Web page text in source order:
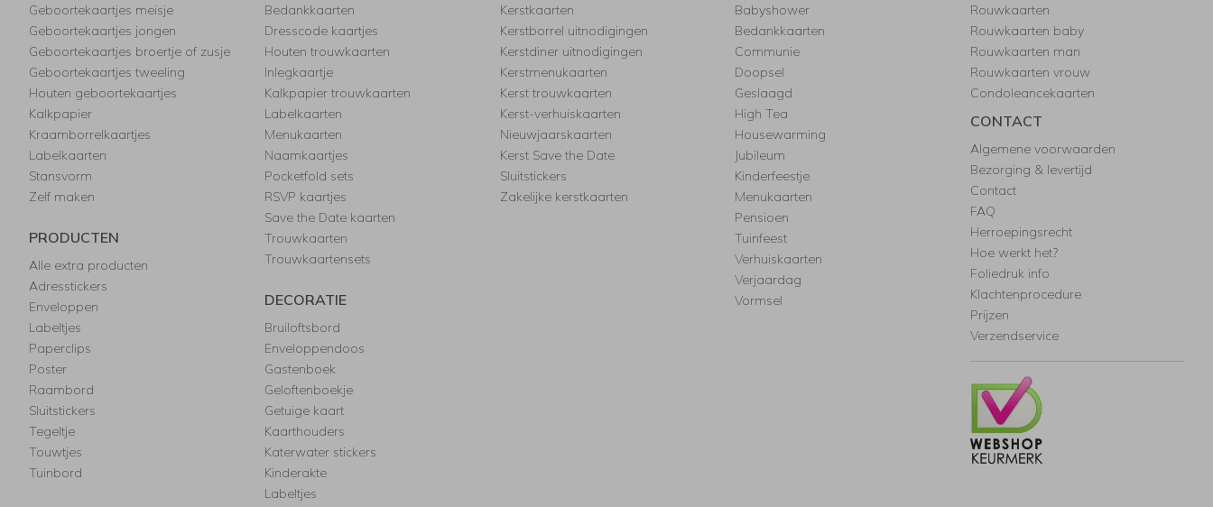
Geboortekaartjes meisje
Geboortekaartjes jongen
Geboortekaartjes broertje of zusje
Geboortekaartjes tweeling
Houten geboortekaartjes
Kalkpapier
Kraamborrelkaartjes
Labelkaarten
Stansvorm
Zelf maken
PRODUCTEN
Alle extra producten
Adresstickers
Enveloppen
Labeltjes
Paperclips
Poster
Raambord
Sluitstickers
Tegeltje
Touwtjes
Tuinbord
Bedankkaarten
Dresscode kaartjes
Houten trouwkaarten
Inlegkaartje
Kalkpapier trouwkaarten
Labelkaarten
Menukaarten
Naamkaartjes
Pocketfold sets
RSVP kaartjes
Save the Date kaarten
Trouwkaarten
Trouwkaartensets
DECORATIE
Bruiloftsbord
Enveloppendoos
Gastenboek
Geloftenboekje
Getuige kaart
Kaarthouders
Katerwater stickers
Kinderakte
Labeltjes
Kerstkaarten
Kerstborrel uitnodigingen
Kerstdiner uitnodigingen
Kerstmenukaarten
Kerst trouwkaarten
Kerst-verhuiskaarten
Nieuwjaarskaarten
Kerst Save the Date
Sluitstickers
Zakelijke kerstkaarten
Babyshower
Bedankkaarten
Communie
Doopsel
Geslaagd
High Tea
Housewarming
Jubileum
Kinderfeestje
Menukaarten
Pensioen
Tuinfeest
Verhuiskaarten
Verjaardag
Vormsel
Rouwkaarten
Rouwkaarten baby
Rouwkaarten man
Rouwkaarten vrouw
Condoleancekaarten
CONTACT
Algemene voorwaarden
Bezorging & levertijd
Contact
FAQ
Herroepingsrecht
Hoe werkt het?
Foliedruk info
Klachtenprocedure
Prijzen
Verzendservice